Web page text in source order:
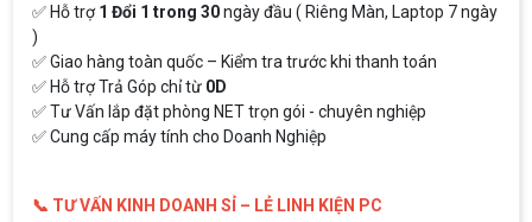
✅ Hỗ trợ1 Đổi 1 trong 30ngày đầu ( Riêng Màn, Laptop 7 ngày
)
✅ Giao hàng toàn quốc – Kiểm tra trước khi thanh toán
✅ Hỗ trợ Trả Góp chỉ từ 0D
✅ Tư Vấn lắp đặt phòng NET trọn gói - chuyên nghiệp
✅ Cung cấp máy tính cho Doanh Nghiệp
📞 TƯ VẤN KINH DOANH SỈ – LẺ LINH KIỆN PC